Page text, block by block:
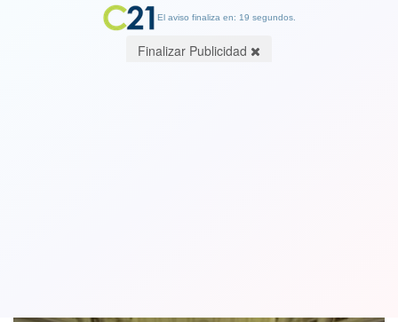
El aviso finaliza en: 19 segundos.
Finalizar Publicidad